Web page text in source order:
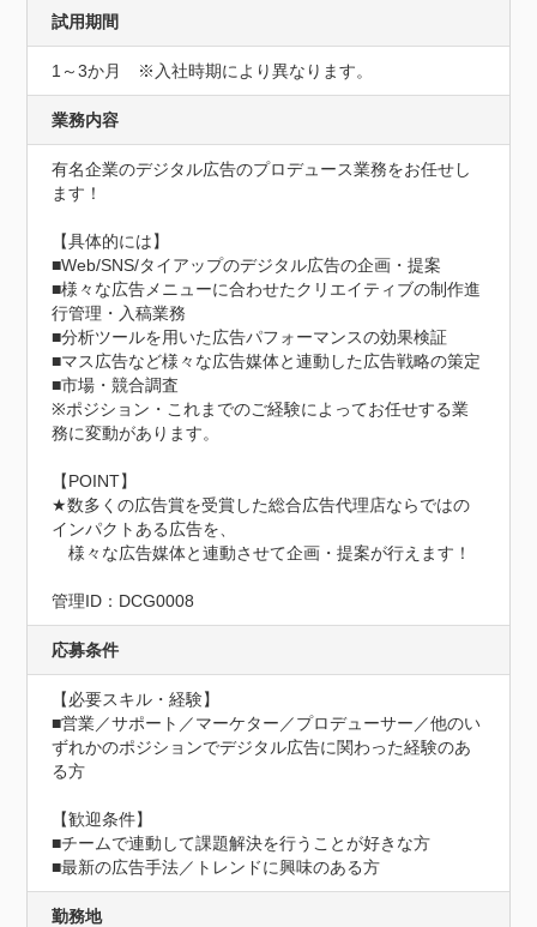
試用期間
1～3か月　※入社時期により異なります。
業務内容
有名企業のデジタル広告のプロデュース業務をお任せし
ます！
【具体的には】
■Web/SNS/タイアップのデジタル広告の企画・提案
■様々な広告メニューに合わせたクリエイティブの制作進
行管理・入稿業務
■分析ツールを用いた広告パフォーマンスの効果検証
■マス広告など様々な広告媒体と連動した広告戦略の策定
■市場・競合調査
※ポジション・これまでのご経験によってお任せする業
務に変動があります。
【POINT】
★数多くの広告賞を受賞した総合広告代理店ならではの
インパクトある広告を、
様々な広告媒体と連動させて企画・提案が行えます！
管理ID：DCG0008
応募条件
【必要スキル・経験】
■営業／サポート／マーケター／プロデューサー／他のい
ずれかのポジションでデジタル広告に関わった経験のあ
る方
【歓迎条件】
■チームで連動して課題解決を行うことが好きな方
■最新の広告手法／トレンドに興味のある方
勤務地